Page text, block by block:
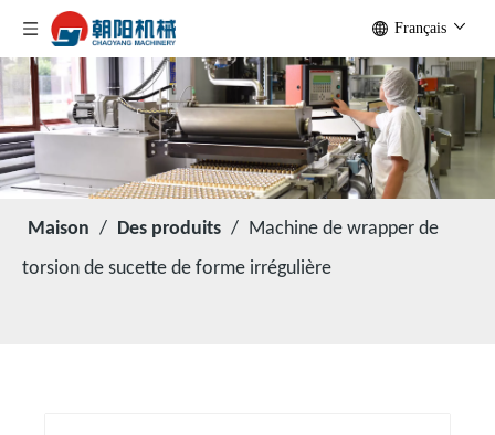
Français
Maison / Des produits / Machine de wrapper de
torsion de sucette de forme irrégulière